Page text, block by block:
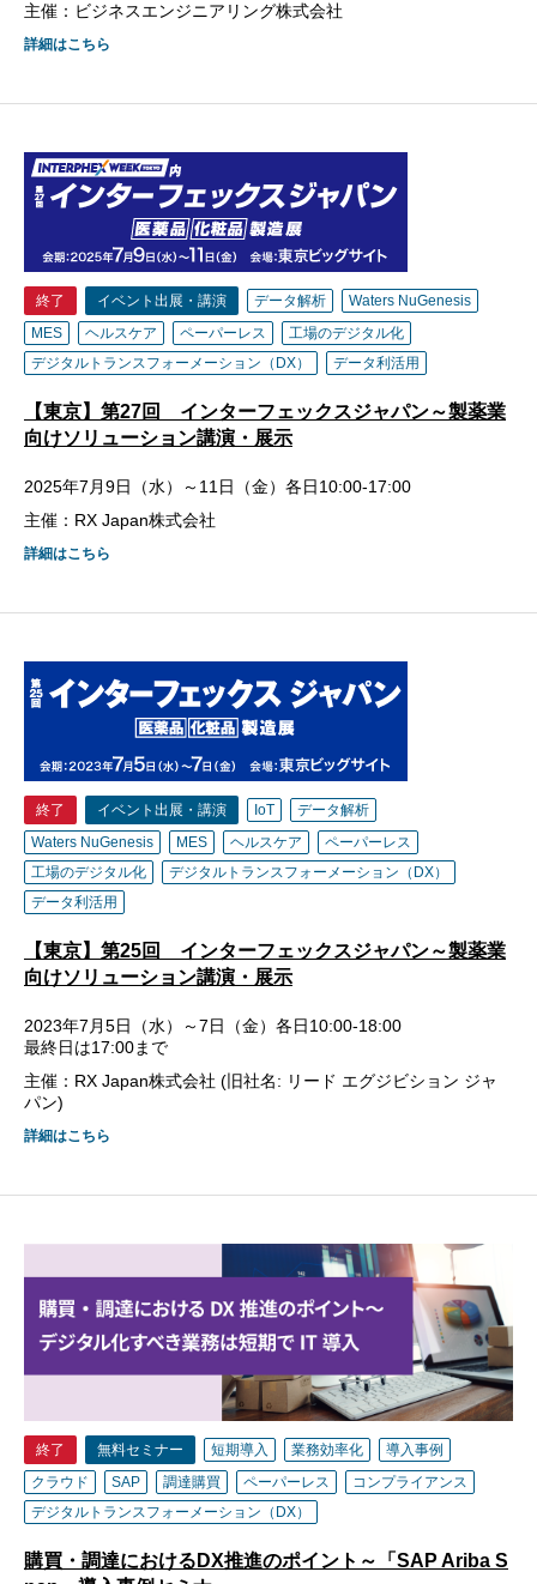
主催：ビジネスエンジニアリング株式会社
詳細はこちら
終了 イベント出展・講演 データ解析
Waters NuGenesis
MES
ヘルスケア ペーパーレス
工場のデジタル化
デジタルトランスフォーメーション（DX）
データ利活用
【東京】第27回 インターフェックスジャパン～製薬業
向けソリューション講演・展示
2025年7月9日（水）～11日（金）各日10:00-17:00
主催：RX Japan株式会社
詳細はこちら
終了 イベント出展・講演 IoT
データ解析
Waters NuGenesis
MES ヘルスケア
ペーパーレス
工場のデジタル化
デジタルトランスフォーメーション（DX）
データ利活用
【東京】第25回 インターフェックスジャパン～製薬業
向けソリューション講演・展示
2023年7月5日（水）～7日（金）各日10:00-18:00
最終日は17:00まで
主催：RX Japan株式会社 (旧社名: リード エグジビション ジャ
パン)
詳細はこちら
終了 無料セミナー 短期導入 業務効率化
導入事例
クラウド
SAP 調達購買 ペーパーレス
コンプライアンス
デジタルトランスフォーメーション（DX）
購買・調達におけるDX推進のポイント～「SAP Ariba S